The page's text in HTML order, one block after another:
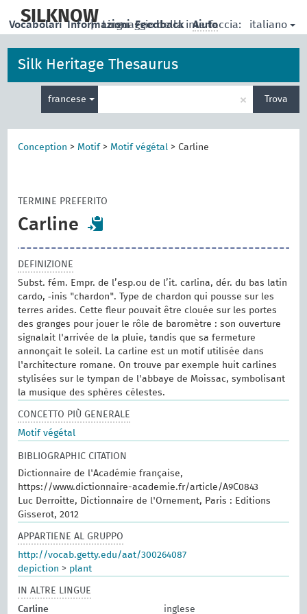
main
SILKNOW
| Linguaggio della interfaccia: italiano
Vocabolari Informazioni Feedback Aiuto
Silk Heritage Thesaurus
francese
per
la
× Trova
Conception > Motif > Motif végétal > Carline
TERMINE PREFERITO
Carline
DEFINIZIONE
Subst. fém. Empr. de l’esp.ou de l’it. carlina, dér. du bas latin
cardo, ‑inis "chardon". Type de chardon qui pousse sur les
terres arides. Cette fleur pouvait être clouée sur les portes
des granges pour jouer le rôle de baromètre : son ouverture
signalait l'arrivée de la pluie, tandis que sa fermeture
annonçait le soleil. La carline est un motif utilisée dans
l'architecture romane. On trouve par exemple huit carlines
stylisées sur le tympan de l'abbaye de Moissac, symbolisant
la musique des sphères célestes.
CONCETTO PIÙ GENERALE
Motif végétal
BIBLIOGRAPHIC CITATION
Dictionnaire de l'Académie française,
https://www.dictionnaire-academie.fr/article/A9C0843
Luc Derroitte, Dictionnaire de l'Ornement, Paris : Editions
Gisserot, 2012
APPARTIENE AL GRUPPO
http://vocab.getty.edu/aat/300264087
depiction > plant
IN ALTRE LINGUE
Carline
inglese